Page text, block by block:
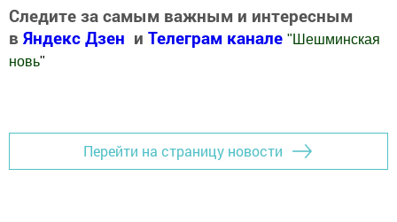
Следите за самым важным и интересным
в Яндекс Дзен и Телеграм канале " Шешминская
новь"
Перейти на страницу новости